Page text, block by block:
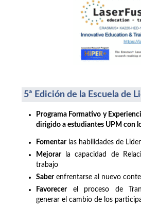
5ª Edición de la Escuela de
Programa Formativo y
dirigido a estudiantes UPM con
Fomentarlas habilidades de
Mejorar
la capacidad de
trabajo
Saberenfrentarse al nuevo
Favorecerel proceso de
generar el cambio de los